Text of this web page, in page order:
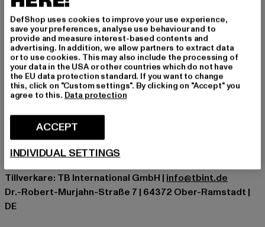
Stickad bucket hat i grått från Urban Classics
Klassische Form mit breiter, schräger Krempe
Bekväm passform
Tillfälle: Fest, Gata, Festivaler, Hiphop, Avslappnad
Varumärke: Urban Classics
Kategori: Bucket Hats
Tillverkarens färg: heathergrey
Materialsammansättning: 100% Polyakryl
Art.nr: TB5864-03061
Tillverkare: TB International GmbH | info@tbint.de
Dr.-Robert-Murjahn-Straße 7 | 64372 Ober-Ramstadt |
DE
DefShop uses cookies to improve your use experience,
save your preferences, analyse use behaviour and to
provide and measure interest-based contents and
advertising. In addition, we allow partners to extract data
or to use cookies. This may also include the processing of
your data in the USA or other countries which do not have
the EU data protection standard. If you want to change
this, click on "Custom settings". By clicking on "Accept" you
agree to this. Data protection
ACCEPT
INDIVIDUAL SETTINGS